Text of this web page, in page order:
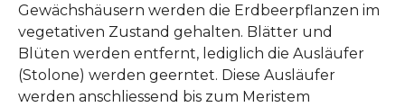
Gewächshäusern werden die Erdbeerpflanzen im
vegetativen Zustand gehalten. Blätter und
Blüten werden entfernt, lediglich die Ausläufer
(Stolone) werden geerntet. Diese Ausläufer
werden anschliessend bis zum Meristem